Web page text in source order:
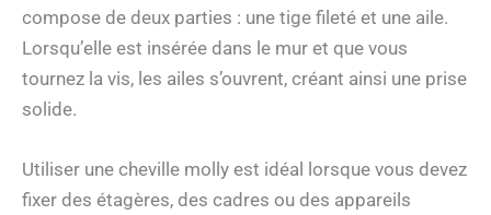
compose de deux parties : une tige fileté et une aile.
Lorsqu’elle est insérée dans le mur et que vous
tournez la vis, les ailes s’ouvrent, créant ainsi une prise
solide.
Utiliser une cheville molly est idéal lorsque vous devez
fixer des étagères, des cadres ou des appareils